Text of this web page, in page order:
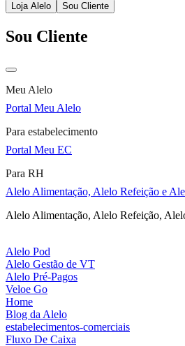
Loja Alelo Sou Cliente
Sou Cliente
Meu Alelo
Portal Meu Alelo
Para estabelecimento
Portal Meu EC
Para RH
Alelo Alimentação, Alelo Refeição e
Alelo Alimentação, Alelo Refeição,
Alelo Pod
Alelo Gestão de VT
Alelo Pré-Pagos
Veloe Go
Home
Blog da Alelo
estabelecimentos-comerciais
Fluxo De Caixa